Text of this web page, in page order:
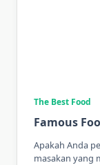
The Best Food
Famous
Apakah Anda
masakan yang